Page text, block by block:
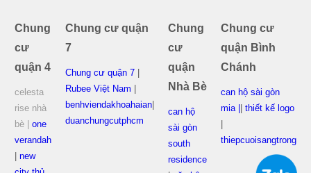
Chung
cư
quận 4
celesta
rise nhà
bè |
one
verandah
|new
Chung cư quận
7
Chung cư quận 7
Rubee Việt Nam
benhviendakhoahaian
duanchungcutphcm
Chung
cư
quận
Nhà Bè
can hộ
sài gòn
south
residence
Chung cư
quận Bình
Chánh
can hộ sài gòn
mia |
|thiết kế logo
thiepcuoisangtrong